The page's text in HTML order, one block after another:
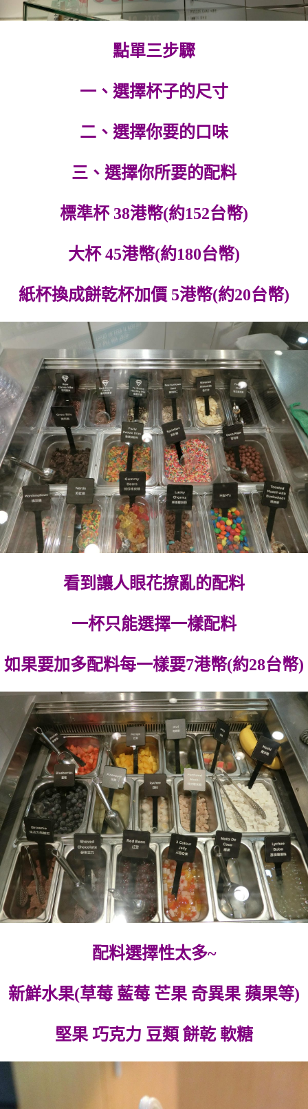
點單三步驟
一、選擇杯子的尺寸
二、選擇你要的口味
三、選擇你所要的配料
標準杯 38港幣(約152台幣)
大杯 45港幣(約180台幣)
紙杯換成餅乾杯加價 5港幣(約20台幣)
看到讓人眼花撩亂的配料
一杯只能選擇一樣配料
如果要加多配料每一樣要7港幣(約28台幣)
配料選擇性太多~
新鮮水果(草莓 藍莓 芒果 奇異果 蘋果等)
堅果 巧克力 豆類 餅乾 軟糖